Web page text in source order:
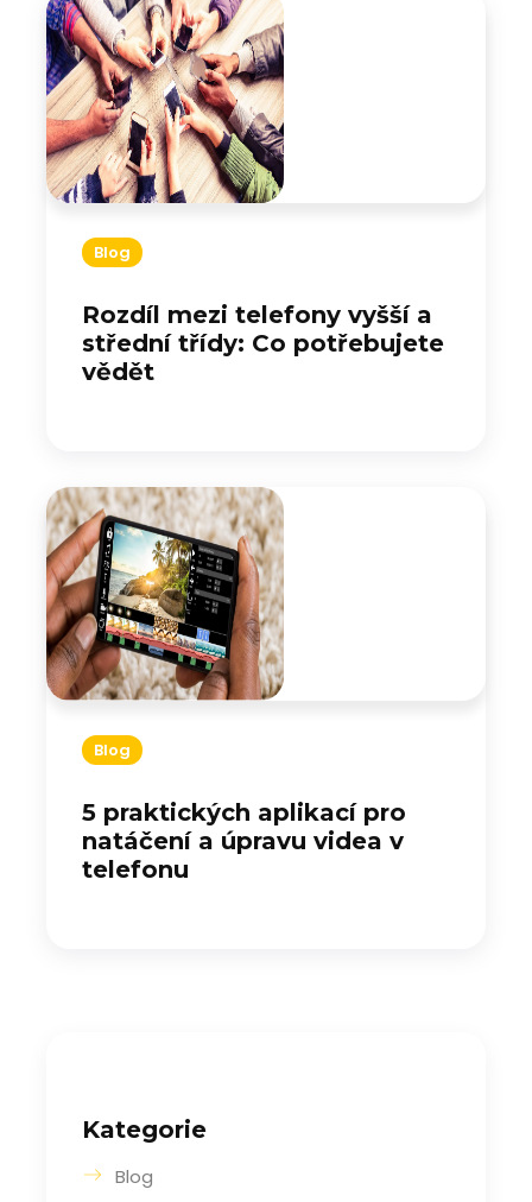
Blog
Rozdíl mezi telefony vyšší a
střední třídy: Co potřebujete
vědět
Blog
5 praktických aplikací pro
natáčení a úpravu videa v
telefonu
Kategorie
Blog